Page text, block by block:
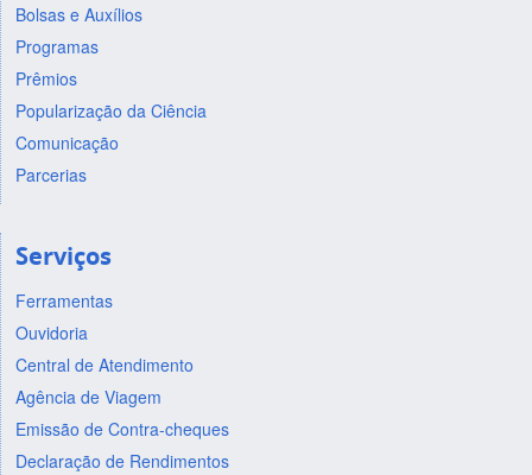
Bolsas e Auxílios
Programas
Prêmios
Popularização da Ciência
Comunicação
Parcerias
Serviços
Ferramentas
Ouvidoria
Central de Atendimento
Agência de Viagem
Emissão de Contra-cheques
Declaração de Rendimentos